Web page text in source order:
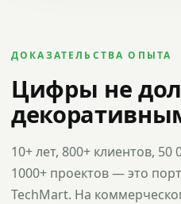
ДОКАЗАТЕЛЬСТВА ОПЫТА
Цифры не
10+ лет, 800+ клиентов, 50
1000+ проектов — это
TechMart. На